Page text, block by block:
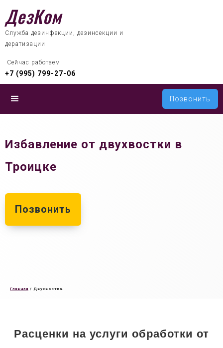
ДезКом
Служба дезинфекции, дезинсекции и
дератизации
Сейчас работаем
+7 (995) 799-27-06
Позвонить
Избавление от двухвостки в
Троицке
Позвонить
Главная / Двухвостка.
Расценки на услуги обработки от